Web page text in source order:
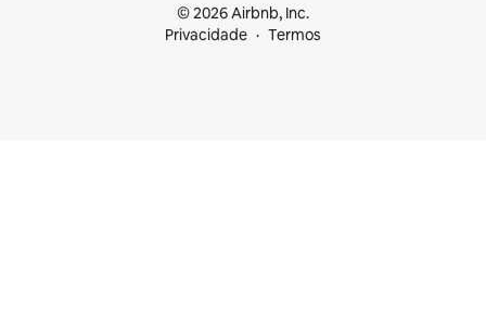
© 2026 Airbnb, Inc.
Privacidade
Termos